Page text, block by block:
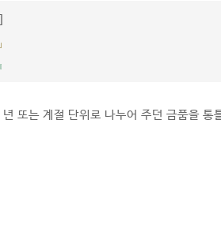
년 또는 계절 단위로 나누어 주던 금품을